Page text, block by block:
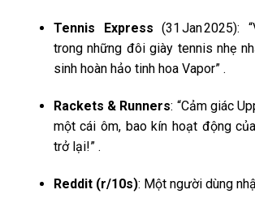
Tennis Express (31 Jan 2025):
trong những đôi giày tennis nhẹ
sinh hoàn hảo tinh hoa Vapor”.
Rackets & Runners: “Cảm giác
một cái ôm, bao kín hoạt động
trở lại!”.
Reddit (r/10s): Một người dùng